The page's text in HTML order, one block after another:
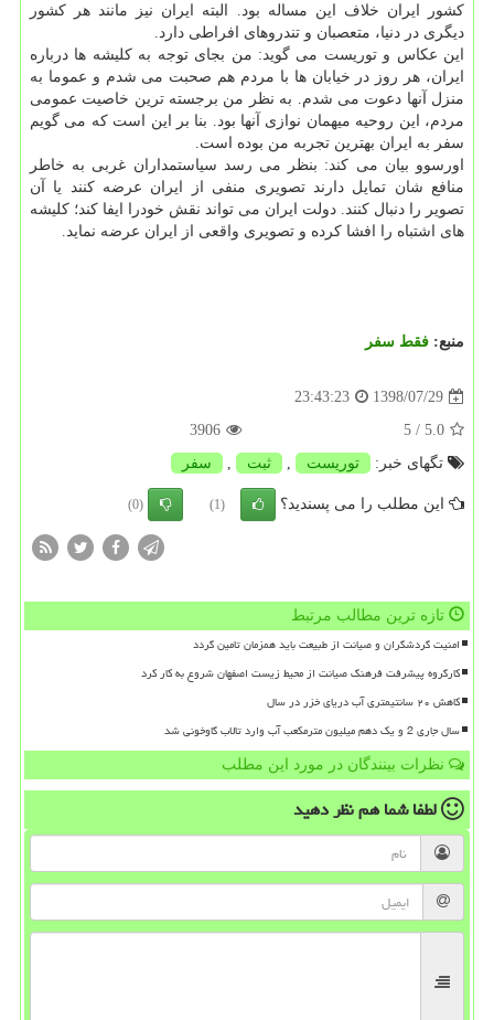
كشور ایران خلاف این مساله بود. البته ایران نیز مانند هر كشور
دیگری در دنیا، متعصبان و تندروهای افراطی دارد.
این عكاس و توریست می گوید: من بجای توجه به كلیشه ها درباره
ایران، هر روز در خیابان ها با مردم هم صحبت می شدم و عموما به
منزل آنها دعوت می شدم. به نظر من برجسته ترین خاصیت عمومی
مردم، این روحیه میهمان نوازی آنها بود. بنا بر این است كه می گویم
سفر به ایران بهترین تجربه من بوده است.
اورسوو بیان می كند: بنظر می رسد سیاستمداران غربی به خاطر
منافع شان تمایل دارند تصویری منفی از ایران عرضه كنند یا آن
تصویر را دنبال كنند. دولت ایران می تواند نقش خودرا ایفا كند؛ كلیشه
های اشتباه را افشا كرده و تصویری واقعی از ایران عرضه نماید.
منبع: فقط سفر
1398/07/29
23:43:23
5.0
/ 5
3906
تگهای خبر:
توریست , ثبت , سفر
این مطلب را می پسندید؟ (1)
(0)
تازه ترین مطالب مرتبط
امنیت گردشگران و صیانت از طبیعت باید همزمان تامین گردد
کارگروه پیشرفت فرهنگ صیانت از محیط زیست اصفهان شروع به کار کرد
کاهش ۲۰ سانتیمتری آب دریای خزر در سال
سال جاری 2 و یک دهم میلیون مترمکعب آب وارد تالاب گاوخونی شد
نظرات بینندگان در مورد این مطلب
لطفا شما همنظر دهید